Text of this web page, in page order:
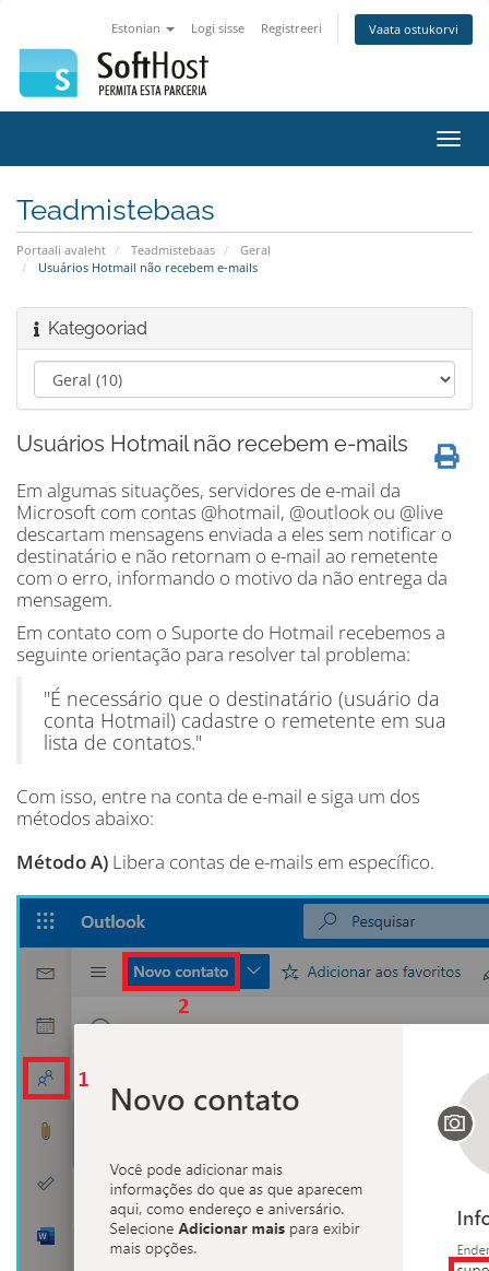
Estonian Logi sisse Registreeri Vaata ostukorvi
Teadmistebaas
Portaali avaleht Teadmistebaas
Geral
Usuários Hotmail não recebem e-mails
Kategooriad
Usuários Hotmail não recebem e-mails
Em algumas situações, servidores de e-mail da
Microsoft com contas @hotmail, @outlook ou @live
descartam mensagens enviada a eles sem notificar o
destinatário e não retornam o e-mail ao remetente
com o erro, informando o motivo da não entrega da
mensagem.
Em contato com o Suporte do Hotmail recebemos a
seguinte orientação para resolver tal problema:
"É necessário que o destinatário (usuário da
conta Hotmail) cadastre o remetente em sua
lista de contatos."
Com isso, entre na conta de e-mail e siga um dos
métodos abaixo:
Método A) Libera contas de e-mails em específico.